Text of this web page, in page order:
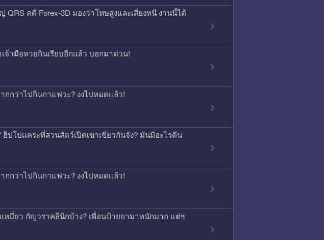
คดี Forex-3D มองว่าโทษสูงและเสี่ยงหนี งานนี้ได้
จ้ามือหวยกินเรียบอีกแล้ว บอกมาด่วน!
กกว่าไปกินกาแฟวะ? งงไปหมดแล้ว!
ปโปแคระที่สวนสัตว์เปิดเขาเขียวกันจัง? มันมีอะไรดีน
กกว่าไปกินกาแฟวะ? งงไปหมดแล้ว!
หมี่ยว กัญวราคลินิกบ้าง? เพื่อนป้ายยามาหนักมาก แต่ข